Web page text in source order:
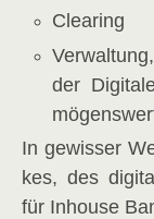
Clea­ring
der
In gewis­ser
kes, des
für Inhouse